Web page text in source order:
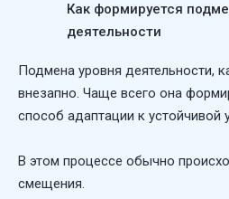
Как формируется
деятельности
Подмена уровня деятельности,
внезапно. Чаще всего она
способ адаптации к устойчивой
В этом процессе обычно
смещения.